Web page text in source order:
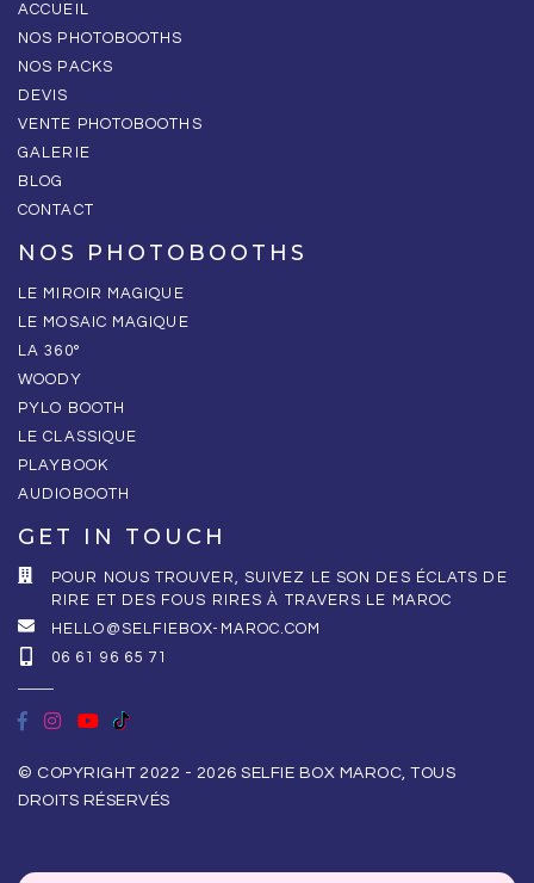
ACCUEIL
NOS PHOTOBOOTHS
NOS PACKS
DEVIS
VENTE PHOTOBOOTHS
GALERIE
BLOG
CONTACT
NOS PHOTOBOOTHS
LE MIROIR MAGIQUE
LE MOSAIC MAGIQUE
LA 360°
WOODY
PYLO BOOTH
LE CLASSIQUE
PLAYBOOK
AUDIOBOOTH
GET IN TOUCH
POUR NOUS TROUVER, SUIVEZ LE SON DES ÉCLATS DE
RIRE ET DES FOUS RIRES À TRAVERS LE MAROC
HELLO@SELFIEBOX-MAROC.COM
06 61 96 65 71
© COPYRIGHT 2022 - 2026 SELFIE BOX MAROC, TOUS
DROITS RÉSERVÉS